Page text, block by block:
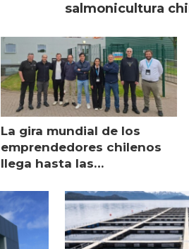
salmonicultura
La gira mundial de los
emprendedores chilenos
llega hasta las
Escocia